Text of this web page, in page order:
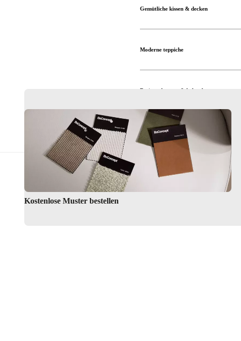
Gemütliche kissen & decken
Moderne teppiche
Designerlampen & beleuchtung
Dekoration & accessoires
Kostenlose Muster bestellen